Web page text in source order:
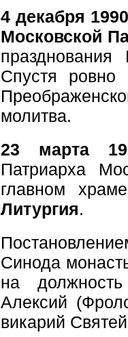
4 декабря
Московской
Спустя ровно
молитва.
23 марта
Патриарха
главном
Литургия.
Синода
на
Алексий
викарий